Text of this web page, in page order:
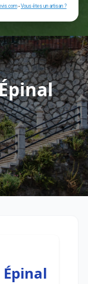
!
métiers
parViteUnDevis.com-Vous